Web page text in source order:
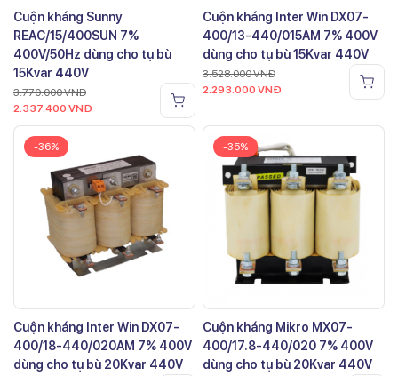
Cuộn kháng Sunny
REAC/15/400SUN 7%
400V/50Hz dùng cho tụ bù
15Kvar 440V
3.770.000VNĐ
2.337.400 VNĐ
Cuộn kháng Inter Win DX07-
400/13-440/015AM 7% 400V
dùng cho tụ bù 15Kvar 440V
3.528.000VNĐ
2.293.000 VNĐ
-36%
Cuộn kháng Inter Win DX07-
400/18-440/020AM 7% 400V
dùng cho tụ bù 20Kvar 440V
-35%
Cuộn kháng Mikro MX07-
400/17.8-440/020 7% 400V
dùng cho tụ bù 20Kvar 440V